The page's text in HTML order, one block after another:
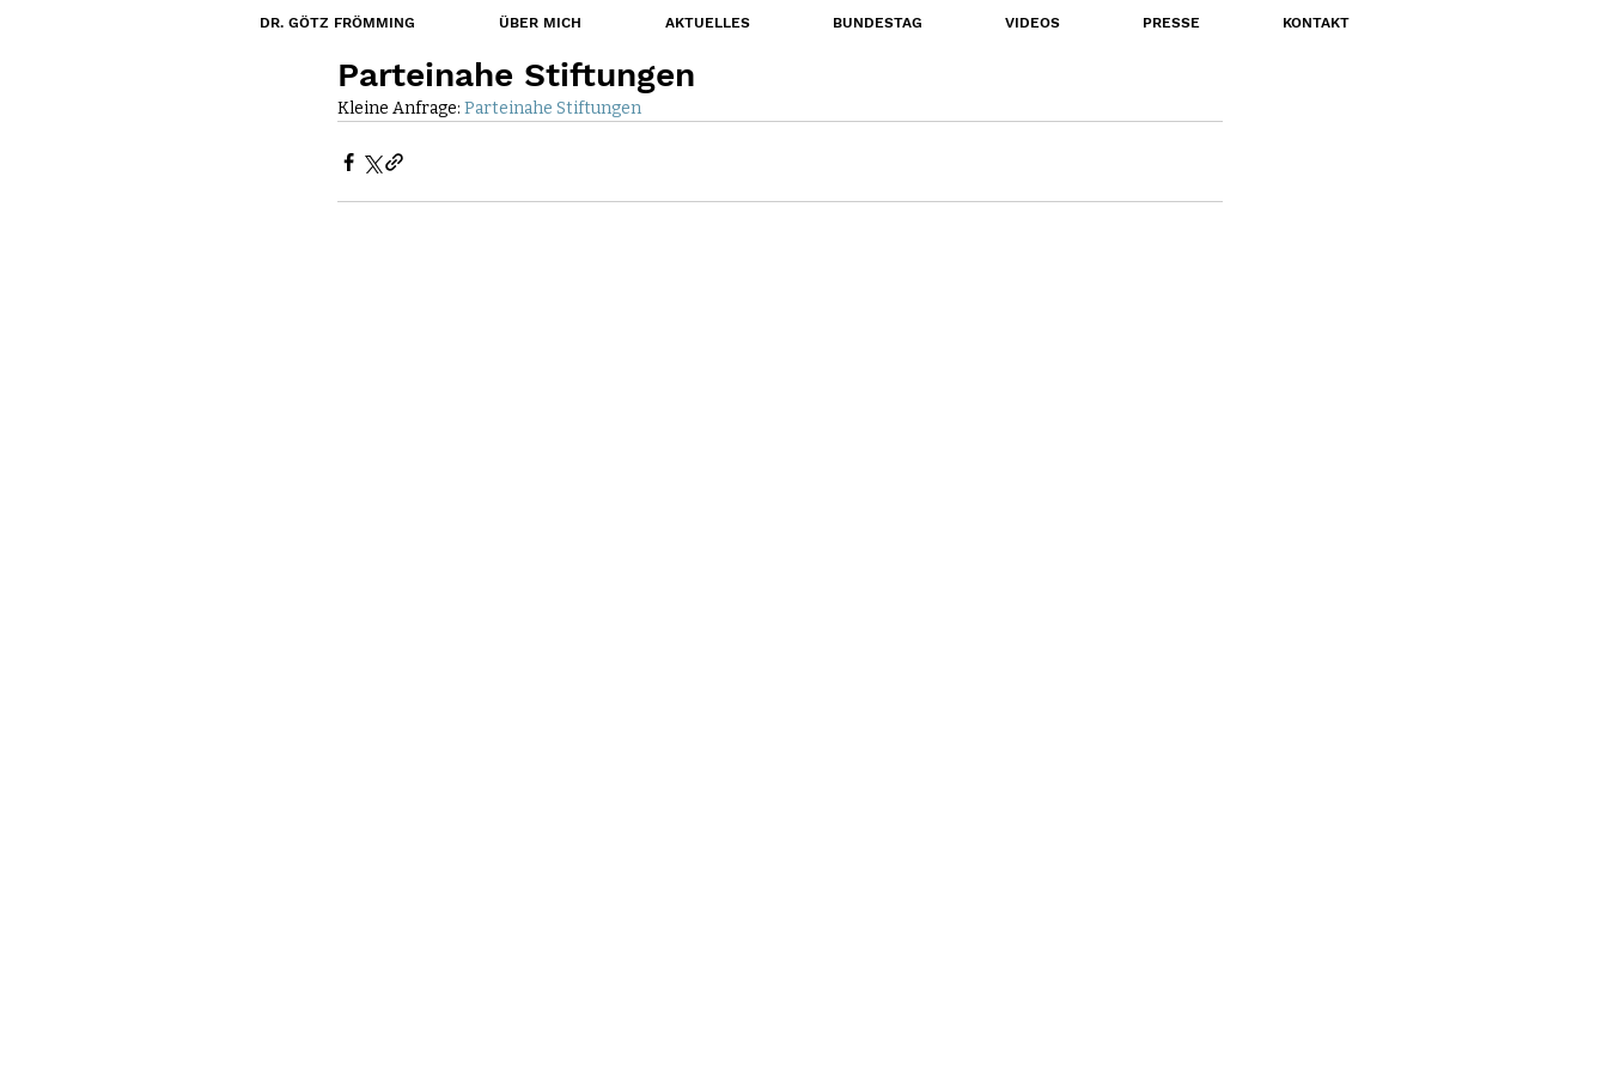
Parteinahe Stiftungen
Kleine Anfrage: Parteinahe Stiftungen
DR. GÖTZ FRÖMMING ÜBER MICH AKTUELLES BUNDESTAG VIDEOS PRESSE KONTAKT